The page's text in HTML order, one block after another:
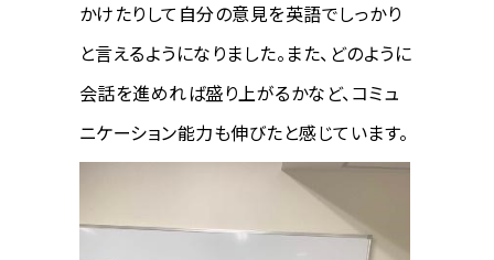
かけたりして自分の意見を英語でしっかり
と言えるようになりました。また、どのように
会話を進めれば盛り上がるかなど、コミュ
ニケーション能力も伸びたと感じています。